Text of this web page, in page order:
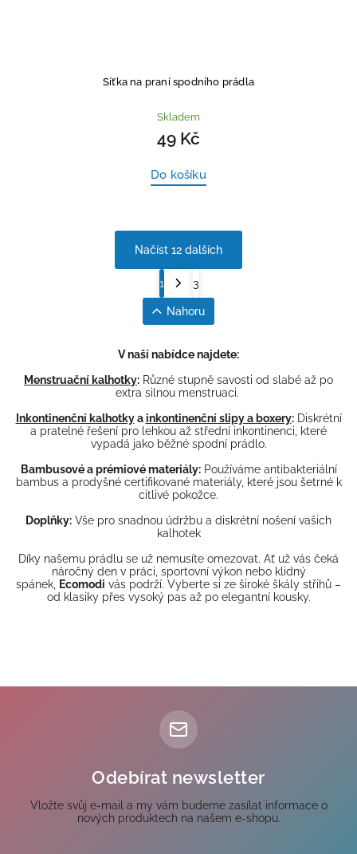
Síťka na praní spodního prádla
Skladem
49 Kč
Do košíku
Načíst 12 dalších
1 3
Nahoru
V naší nabídce najdete:
Menstruační kalhotky: Různé stupně savosti od slabé až po
extra silnou menstruaci.
Inkontinenční kalhotkyainkontinenční slipy a boxery: Diskrétní
a pratelné řešení pro lehkou až střední inkontinenci, které
vypadá jako běžné spodní prádlo.
Bambusové a prémiové materiály: Používáme antibakteriální
bambus a prodyšné certifikované materiály, které jsou šetrné k
citlivé pokožce.
Doplňky: Vše pro snadnou údržbu a diskrétní nošení vašich
kalhotek
Díky našemu prádlu se už nemusíte omezovat. Ať už vás čeká
náročný den v práci, sportovní výkon nebo klidný
spánek, Ecomodi vás podrží. Vyberte si ze široké škály střihů –
od klasiky přes vysoký pas až po elegantní kousky.
Odebírat newsletter
Vložte svůj e-mail a my vám budeme zasílat informace o
nových produktech na našem e-shopu.